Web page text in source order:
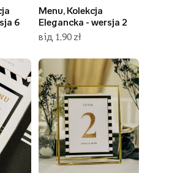
6
Menu, Kolekcja
Elegancka - wersja 2
від 1,90 zł